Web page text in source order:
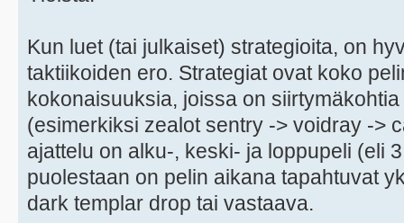
Kun luet (tai julkaiset) strategioita, on
taktiikoiden ero. Strategiat ovat koko
kokonaisuuksia, joissa on
(esimerkiksi zealot sentry -> voidray ->
ajattelu on alku-, keski- ja loppupeli (eli
puolestaan on pelin aikana tapahtuvat
dark templar drop tai vastaava.